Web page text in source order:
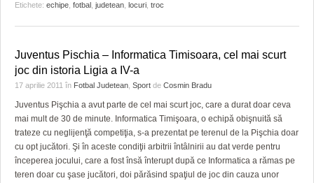
Etichete: echipe fotbal judetean locuri troc
Juventus Pischia – Informatica Timisoara, cel mai scurt
joc din istoria Ligia a IV-a
17 aprilie 2011 în Fotbal Judetean Sport de Cosmin Bradu
Juventus Pişchia a avut parte de cel mai scurt joc, care a durat doar ceva
mai mult de 30 de minute. Informatica Timişoara, o echipă obişnuită să
trateze cu neglijenţă competiţia, s-a prezentat pe terenul de la Pişchia doar
cu opt jucători. Şi în aceste condiţii arbitrii întâlnirii au dat verde pentru
începerea jocului, care a fost însă înterupt după ce Informatica a rămas pe
teren doar cu şase jucători, doi părăsind spaţiul de joc din cauza unor